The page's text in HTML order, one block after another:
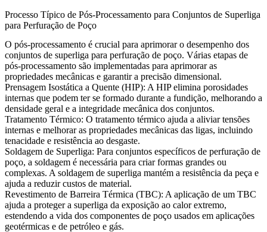
Processo Típico de Pós-Processamento para Conjuntos de Superliga
para Perfuração de Poço
O pós-processamento é crucial para aprimorar o desempenho dos
conjuntos de superliga para perfuração de poço. Várias etapas de
pós-processamento são implementadas para aprimorar as
propriedades mecânicas e garantir a precisão dimensional.
Prensagem Isostática a Quente (HIP): A HIPelimina porosidades
internas que podem ter se formado durante a fundição, melhorando a
densidade geral e a integridade mecânica dos conjuntos.
Tratamento Térmico: O tratamento térmico ajuda a aliviar tensões
internas e melhorar as propriedades mecânicas das ligas, incluindo
tenacidade e resistência ao desgaste.
Soldagem de Superliga: Para conjuntos específicos de perfuração de
poço, a soldagem é necessária para criar formas grandes ou
complexas. A soldagem de superliga mantém a resistência da peça e
ajuda a reduzir custos de material.
Revestimento de Barreira Térmica (TBC): A aplicação de um TBC
ajuda a proteger a superliga da exposição ao calor extremo,
estendendo a vida dos componentes de poço usados em aplicações
geotérmicas e de petróleo e gás.